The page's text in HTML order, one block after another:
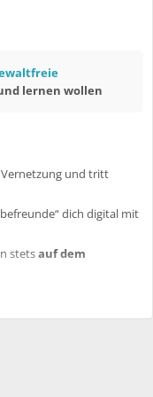
lernen wollen
und tritt
dich digital mit
stetsauf dem